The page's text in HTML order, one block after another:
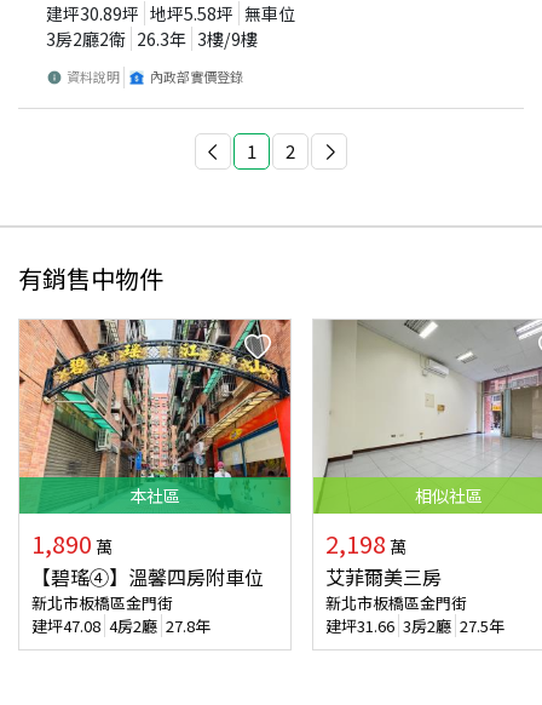
建坪30.89坪 地坪5.58坪 無車位
3房2廳2衛 26.3年 3樓/9樓
資料說明 內政部實價登錄
1 2
有銷售中物件
本社區
1,890 萬
【碧瑤④】溫馨四房附車位
新北市板橋區金門街
建坪47.08 4房2廳 27.8年
相似社區
2,198 萬
艾菲爾美三房
新北市板橋區金門街
建坪31.66 3房2廳 27.5年